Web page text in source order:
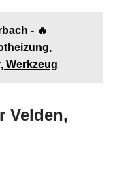
- 🔥
Werkzeug
Velden,